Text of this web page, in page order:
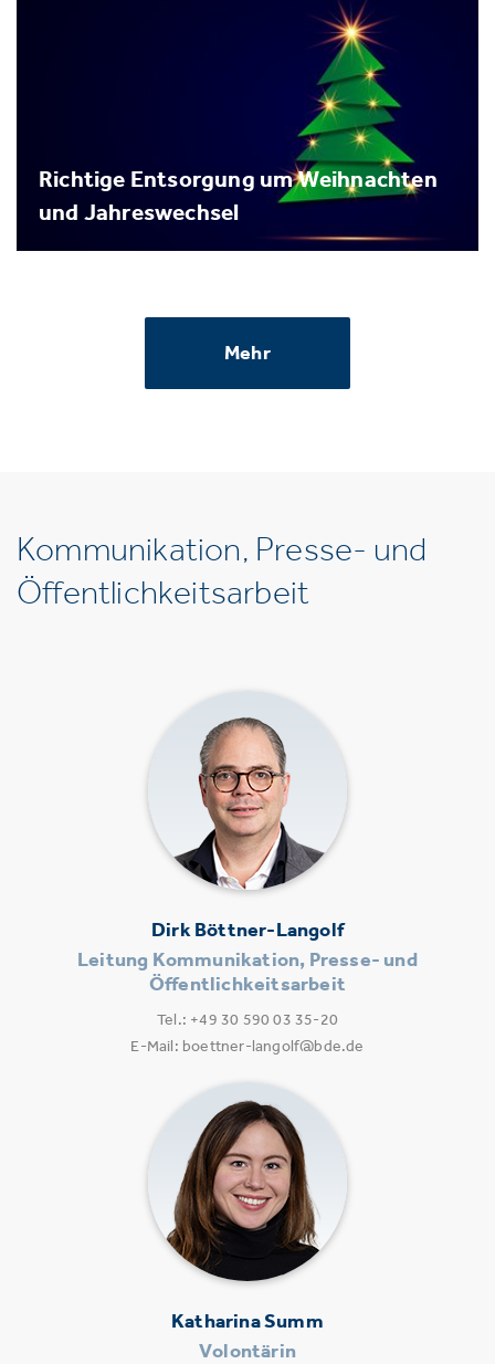
Richtige Entsorgung um Weihnachten
und Jahreswechsel
Mehr
Kommunikation, Presse- und
Öffentlichkeitsarbeit
Dirk Böttner-Langolf
Leitung Kommunikation, Presse- und
Öffentlichkeitsarbeit
Tel.: +49 30 590 03 35-20
E-Mail: boettner-langolf@bde.de
Katharina Summ
Volontärin